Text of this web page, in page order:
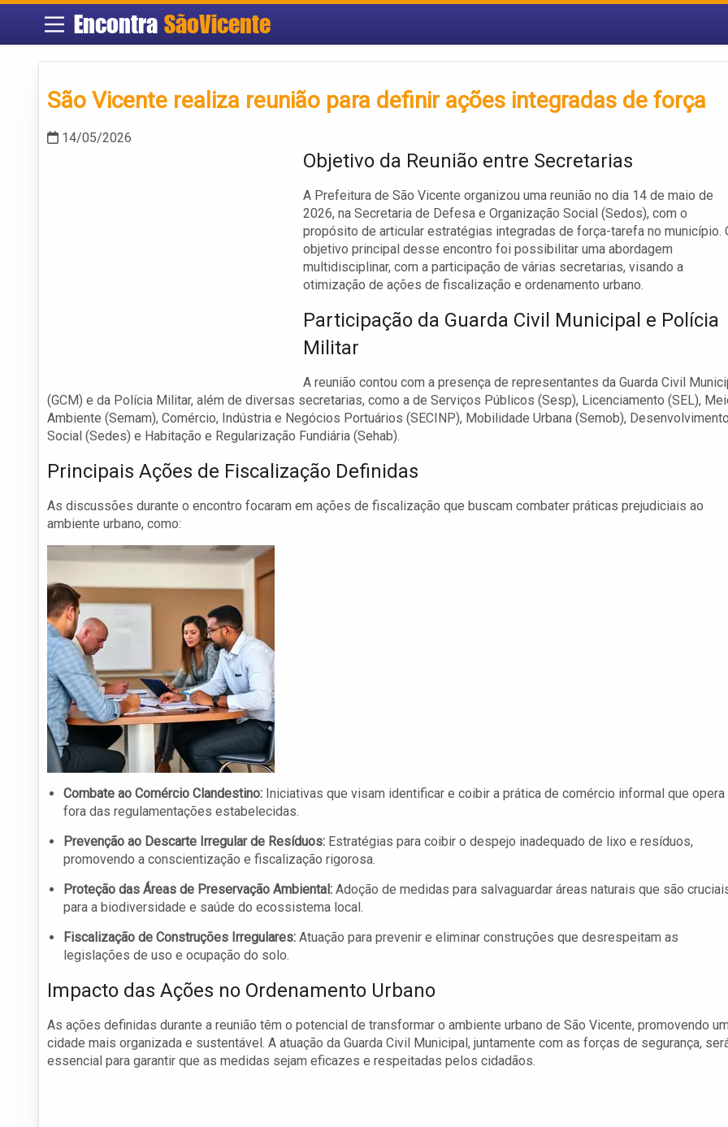
Encontra SãoVicente
São Vicente realiza reunião para definir ações integradas de força
14/05/2026
Objetivo da Reunião entre Secretarias
A Prefeitura de São Vicente organizou uma reunião no dia 14 de maio de
2026, na Secretaria de Defesa e Organização Social (Sedos), com o
propósito de articular estratégias integradas de força-tarefa no município.
objetivo principal desse encontro foi possibilitar uma abordagem
multidisciplinar, com a participação de várias secretarias, visando a
otimização de ações de fiscalização e ordenamento urbano.
Participação da Guarda Civil Municipal e Polícia
Militar
A reunião contou com a presença de representantes da Guarda Civil
(GCM) e da Polícia Militar, além de diversas secretarias, como a de Serviços Públicos (Sesp), Licenciamento (SEL),
Ambiente (Semam), Comércio, Indústria e Negócios Portuários (SECINP), Mobilidade Urbana (Semob),
Social (Sedes) e Habitação e Regularização Fundiária (Sehab).
Principais Ações de Fiscalização Definidas
As discussões durante o encontro focaram em ações de fiscalização que buscam combater práticas prejudiciais ao
ambiente urbano, como:
Combate ao Comércio Clandestino: Iniciativas que visam identificar e coibir a prática de comércio informal que opera
fora das regulamentações estabelecidas.
Prevenção ao Descarte Irregular de Resíduos: Estratégias para coibir o despejo inadequado de lixo e resíduos,
promovendo a conscientização e fiscalização rigorosa.
Proteção das Áreas de Preservação Ambiental: Adoção de medidas para salvaguardar áreas naturais que são
para a biodiversidade e saúde do ecossistema local.
Fiscalização de Construções Irregulares: Atuação para prevenir e eliminar construções que desrespeitam as
legislações de uso e ocupação do solo.
Impacto das Ações no Ordenamento Urbano
As ações definidas durante a reunião têm o potencial de transformar o ambiente urbano de São Vicente, promovendo
cidade mais organizada e sustentável. A atuação da Guarda Civil Municipal, juntamente com as forças de segurança,
essencial para garantir que as medidas sejam eficazes e respeitadas pelos cidadãos.